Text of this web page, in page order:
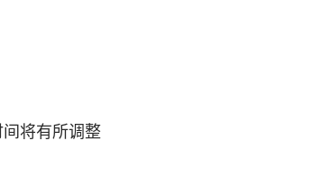
将有所调整